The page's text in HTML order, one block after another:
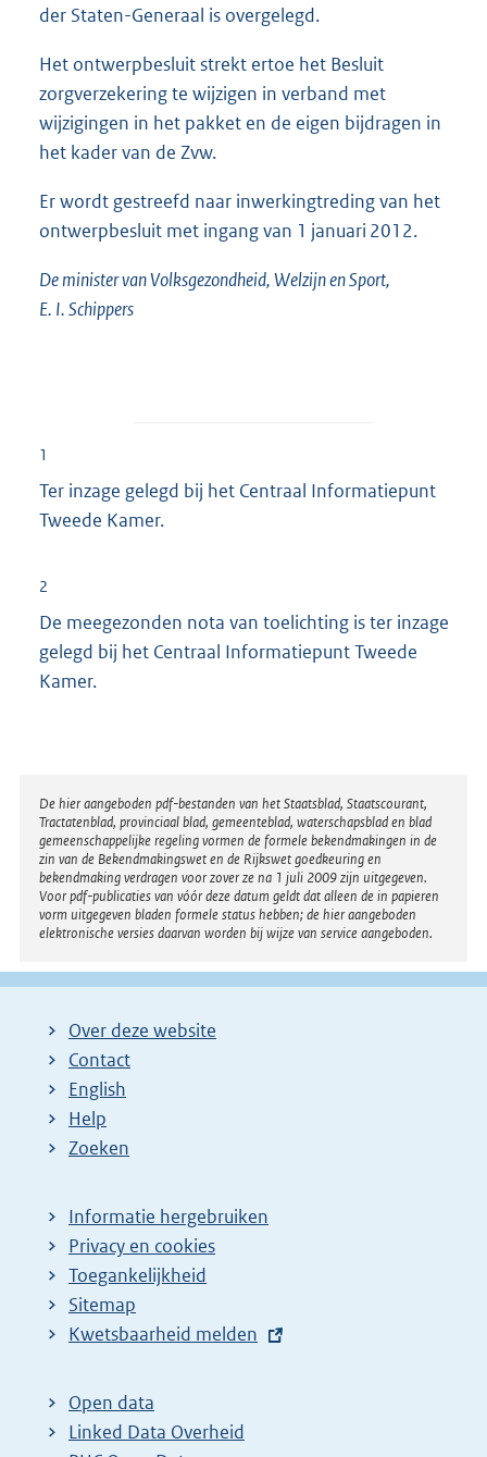
der Staten-Generaal is overgelegd.
Het ontwerpbesluit strekt ertoe het Besluit
zorgverzekering te wijzigen in verband met
wijzigingen in het pakket en de eigen bijdragen in
het kader van de Zvw.
Er wordt gestreefd naar inwerkingtreding van het
ontwerpbesluit met ingang van 1 januari 2012.
De minister van Volksgezondheid, Welzijn en Sport,
E. I. Schippers
1
Ter inzage gelegd bij het Centraal Informatiepunt
Tweede Kamer.
2
De meegezonden nota van toelichting is ter inzage
gelegd bij het Centraal Informatiepunt Tweede
Kamer.
Disclaimer
De hier aangeboden pdf-bestanden van het Staatsblad, Staatscourant,
Tractatenblad, provinciaal blad, gemeenteblad, waterschapsblad en blad
gemeenschappelijke regeling vormen de formele bekendmakingen in de
zin van de Bekendmakingswet en de Rijkswet goedkeuring en
bekendmaking verdragen voor zover ze na 1 juli 2009 zijn uitgegeven.
Voor pdf-publicaties van vóór deze datum geldt dat alleen de in papieren
vorm uitgegeven bladen formele status hebben; de hier aangeboden
elektronische versies daarvan worden bij wijze van service aangeboden.
Over deze website
Contact
English
Help
Zoeken
Informatie hergebruiken
Privacy en cookies
Toegankelijkheid
Sitemap
E
t
e
r
Kwetsbaarheid melden
Open data
Linked Data Overheid